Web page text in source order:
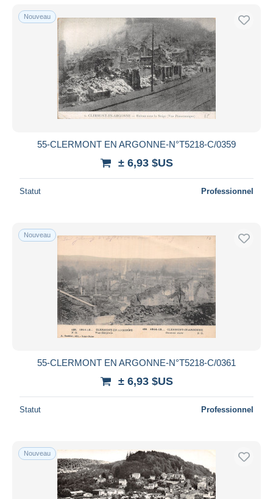
Nouveau
55-CLERMONT EN ARGONNE-N°T5218-C/0359
± 6,93 $US
Statut Professionnel
Nouveau
55-CLERMONT EN ARGONNE-N°T5218-C/0361
± 6,93 $US
Statut Professionnel
Nouveau